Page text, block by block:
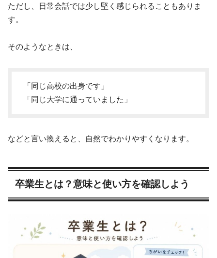
ただし、日常会話では少し堅く感じられることもありま
す。
そのようなときは、
「同じ高校の出身です」
「同じ大学に通っていました」
などと言い換えると、自然でわかりやすくなります。
卒業生とは？意味と使い方を確認しよう